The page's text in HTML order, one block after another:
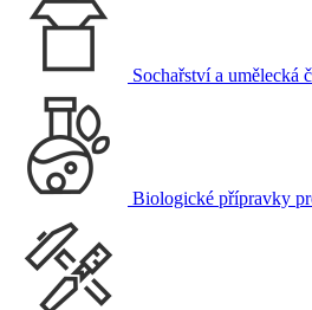
Sochařství a umělecká
Biologické přípravky